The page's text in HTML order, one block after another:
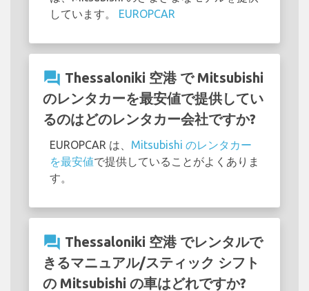
しています。 EUROPCAR
question_answer Thessaloniki 空港 で Mitsubishi
のレンタカーを最安値で提供してい
るのはどのレンタカー会社ですか?
EUROPCAR は、 Mitsubishi のレンタカー
を最安値で提供していることがよくありま
す。
question_answer Thessaloniki 空港 でレンタルで
きるマニュアル/スティック シフト
の Mitsubishi の車はどれですか?